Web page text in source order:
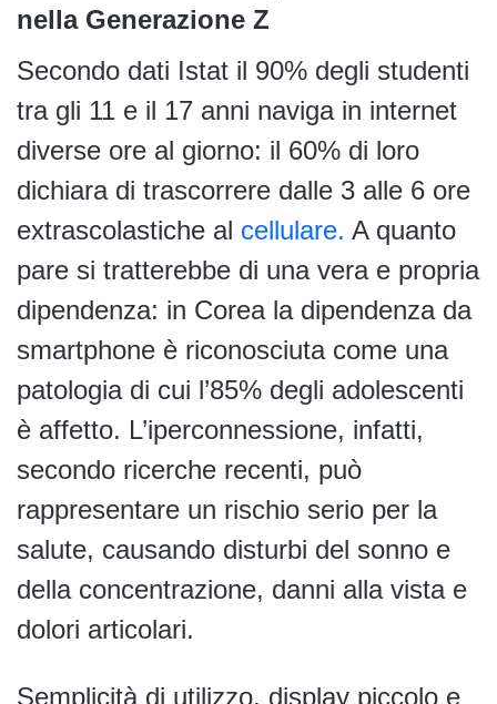
nella Generazione Z
Secondo dati Istat il 90% degli studenti
tra gli 11 e il 17 anni naviga in internet
diverse ore al giorno: il 60% di loro
dichiara di trascorrere dalle 3 alle 6 ore
extrascolastiche al cellulare. A quanto
pare si tratterebbe di una vera e propria
dipendenza: in Corea la dipendenza da
smartphone è riconosciuta come una
patologia di cui l’85% degli adolescenti
è affetto. L’iperconnessione, infatti,
secondo ricerche recenti, può
rappresentare un rischio serio per la
salute, causando disturbi del sonno e
della concentrazione, danni alla vista e
dolori articolari.
Semplicità di utilizzo, display piccolo e